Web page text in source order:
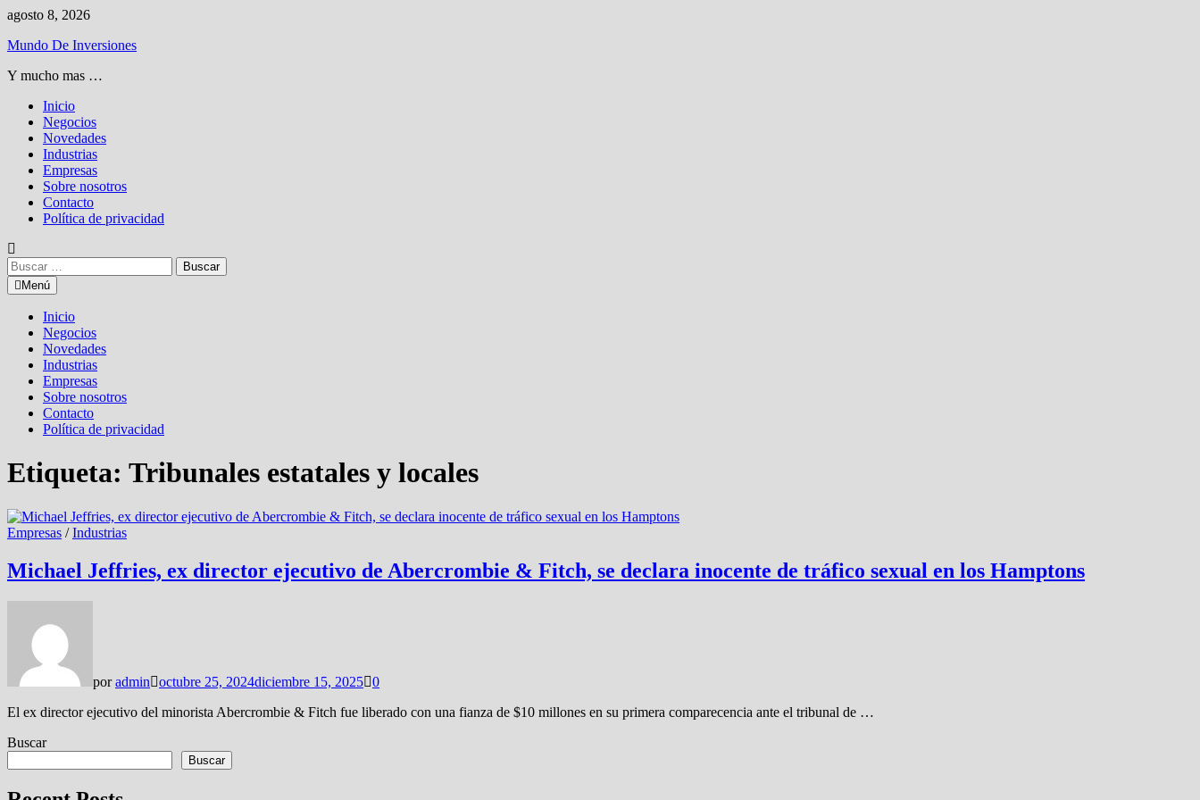
Saltar
contenido
agosto 8, 2026
Mundo De Inversiones
Y mucho mas …
Inicio
Negocios
Novedades
Industrias
Empresas
Sobre nosotros
Contacto
Política de privacidad
Buscar:
Menú
Inicio
Negocios
Novedades
Industrias
Empresas
Sobre nosotros
Contacto
Política de privacidad
Etiqueta: Tribunales estatales y locales
Empresas /Industrias
Michael Jeffries, ex director ejecutivo de Abercrombie & Fitch, se declara inocente de tráfico sexual en los Hamptons
poradmin octubre 25, 2024diciembre 15, 2025 0
El ex director ejecutivo del minorista Abercrombie & Fitch fue liberado con una fianza de $10 millones en su primera comparecencia ante el tribunal de …
Buscar
Buscar